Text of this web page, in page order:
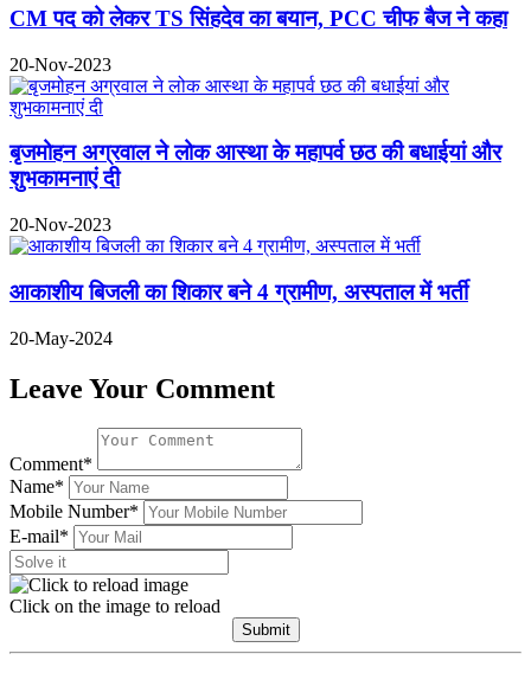
CM पद को लेकर TS सिंहदेव का बयान, PCC चीफ बैज ने कहा
20-Nov-2023
बृजमोहन अग्रवाल ने लोक आस्था के महापर्व छठ की बधाईयां और
शुभकामनाएं दी
20-Nov-2023
आकाशीय बिजली का शिकार बने 4 ग्रामीण, अस्पताल में भर्ती
20-May-2024
Leave Your Comment
Comment*
Name*
Mobile Number*
E-mail*
Click on the image to reload
Submit